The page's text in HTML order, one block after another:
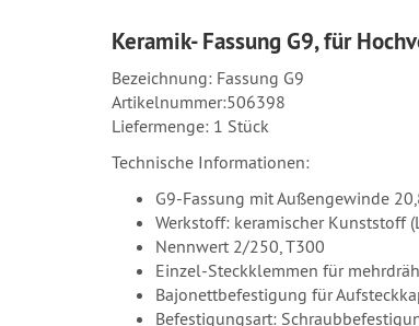
Keramik- Fassung G9, für
Bezeichnung: Fassung G9
Artikelnummer:506398
Liefermenge: 1 Stück
Technische Informationen:
G9-Fassung mit Außengewinde
Werkstoff: keramischer Kunststoff
Nennwert 2/250, T300
Einzel-Steckklemmen für
Bajonettbefestigung für
Befestigungsart: